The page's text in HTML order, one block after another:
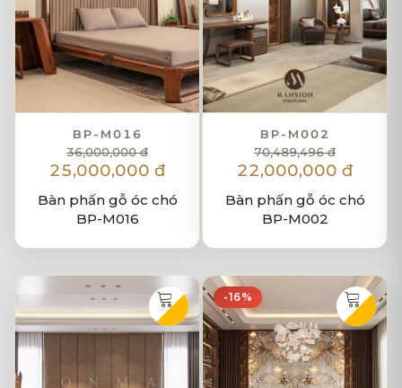
BP-M016
36,000,000 đ
25,000,000 đ
Bàn phấn gỗ óc chó
BP-M016
BP-M002
70,489,496 đ
22,000,000 đ
Bàn phấn gỗ óc chó
BP-M002
-16%